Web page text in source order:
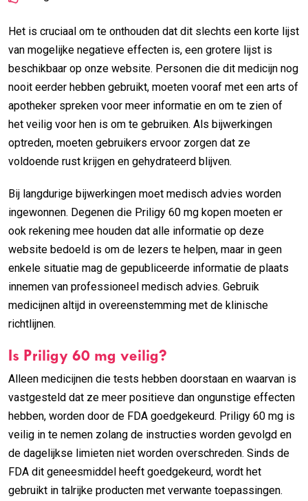
Het is cruciaal om te onthouden dat dit slechts een korte lijst
van mogelijke negatieve effecten is, een grotere lijst is
beschikbaar op onze website. Personen die dit medicijn nog
nooit eerder hebben gebruikt, moeten vooraf met een arts of
apotheker spreken voor meer informatie en om te zien of
het veilig voor hen is om te gebruiken. Als bijwerkingen
optreden, moeten gebruikers ervoor zorgen dat ze
voldoende rust krijgen en gehydrateerd blijven.
Bij langdurige bijwerkingen moet medisch advies worden
ingewonnen. Degenen die Priligy 60 mg kopen moeten er
ook rekening mee houden dat alle informatie op deze
website bedoeld is om de lezers te helpen, maar in geen
enkele situatie mag de gepubliceerde informatie de plaats
innemen van professioneel medisch advies. Gebruik
medicijnen altijd in overeenstemming met de klinische
richtlijnen.
Is Priligy 60 mg veilig?
Alleen medicijnen die tests hebben doorstaan en waarvan is
vastgesteld dat ze meer positieve dan ongunstige effecten
hebben, worden door de FDA goedgekeurd. Priligy 60 mg is
veilig in te nemen zolang de instructies worden gevolgd en
de dagelijkse limieten niet worden overschreden. Sinds de
FDA dit geneesmiddel heeft goedgekeurd, wordt het
gebruikt in talrijke producten met verwante toepassingen.